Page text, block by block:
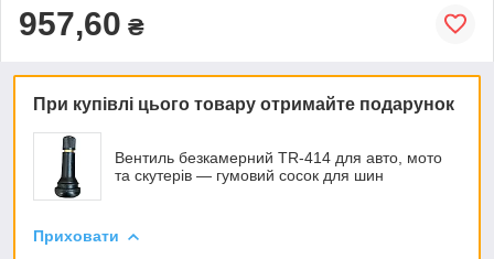
957,60 ₴
При купівлі цього товару отримайте подарунок
Вентиль безкамерний TR-414 для авто, мото
та скутерів — гумовий сосок для шин
Приховати